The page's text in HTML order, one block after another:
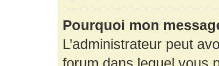
Pourquoi mon
L’administrateur peut